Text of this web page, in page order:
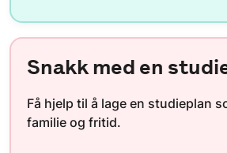
Snakk med en
Få hjelp til å lage en studieplan
familie og fritid.